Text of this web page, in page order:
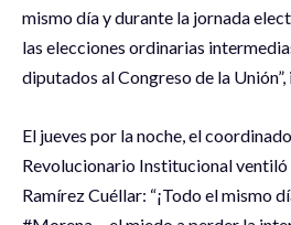
mismo día y durante la jornada
las elecciones ordinarias
diputados al Congreso de la Unión”,
El jueves por la noche, el
Revolucionario Institucional ventiló
Ramírez Cuéllar: “¡Todo el mismo